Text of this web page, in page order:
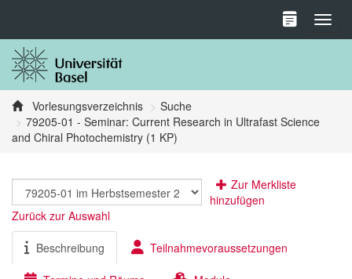
Vorlesungsverzeichnis
Suche
79205-01 - Seminar: Current Research in Ultrafast Science
and Chiral Photochemistry (1 KP)
Zur Merkliste
hinzufügen
Zurück zur Auswahl
Beschreibung Teilnahmevoraussetzungen